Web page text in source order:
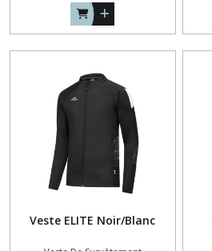
Veste ELITE Noir/Blanc